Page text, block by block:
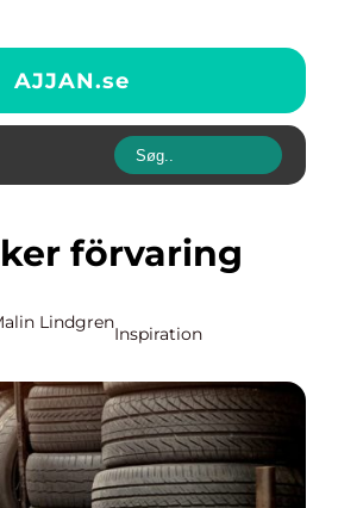
AJJAN.se
förvaring
Lindgren
Inspiration